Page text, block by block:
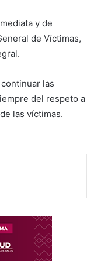
y de
de Víctimas,
las
del respeto a
las víctimas.